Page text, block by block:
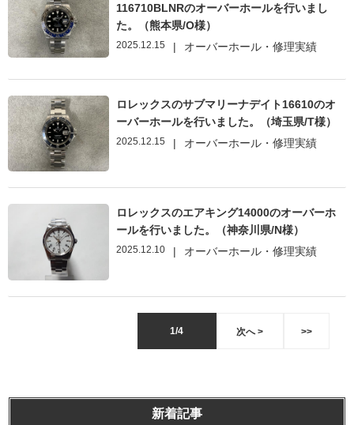
116710BLNRのオーバーホールを行いまし
た。（熊本県/O様）
2025.12.15 | オーバーホール・修理実績
ロレックスのサブマリーナデイト16610のオ
ーバーホールを行いました。（埼玉県/T様）
2025.12.15 | オーバーホール・修理実績
ロレックスのエアキング14000のオーバーホ
ールを行いました。（神奈川県/N様）
2025.12.10 | オーバーホール・修理実績
1/4 次へ > >>
新着記事